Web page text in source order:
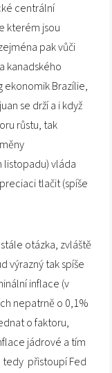
centrální
kterém jsou
pak vůči
kanadského
ekonomik Brazílie,
se drží a i když
růstu, tak
listopadu) vláda
tlačit (spíše
otázka, zvláště
výrazný tak spíše
inflace (v
nepatrně o 0,1%
o faktoru,
jádrové a tím
tedy přistoupí Fed